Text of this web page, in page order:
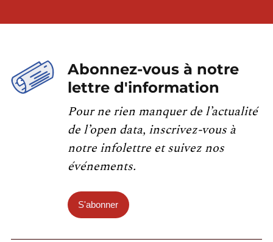
Abonnez-vous à notre
lettre d'information
Pour ne rien manquer de l’actualité
de l’open data, inscrivez-vous à
notre infolettre et suivez nos
événements.
S'abonner